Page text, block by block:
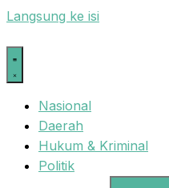
Langsung ke isi
Nasional
Daerah
Hukum & Kriminal
Politik